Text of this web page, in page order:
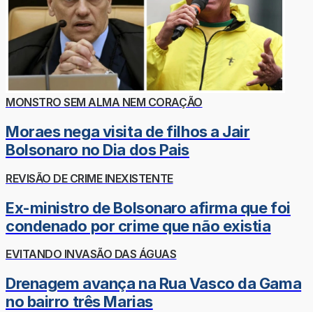
MONSTRO SEM ALMA NEM CORAÇÃO
Moraes nega visita de filhos a Jair
Bolsonaro no Dia dos Pais
REVISÃO DE CRIME INEXISTENTE
Ex-ministro de Bolsonaro afirma que foi
condenado por crime que não existia
EVITANDO INVASÃO DAS ÁGUAS
Drenagem avança na Rua Vasco da Gama
no bairro três Marias